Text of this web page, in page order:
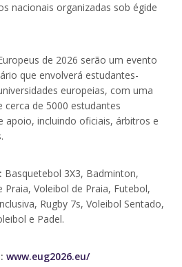
nacionais organizadas sob égide
de 2026 serão um evento
que envolverá estudantes-
europeias, com uma
de 5000 estudantes
apoio, incluindo oficiais, árbitros e
Basquetebol 3X3, Badminton,
Voleibol de Praia, Futebol,
Rugby 7s, Voleibol Sentado,
e Padel.
www.eug2026.eu/